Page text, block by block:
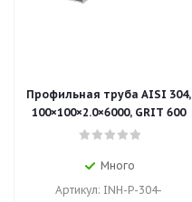
Профильная труба AISI 304,
100×100×2.0×6000, GRIT 600
Много
Артикул: INH-P-304-